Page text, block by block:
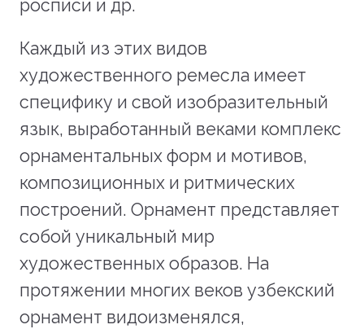
росписи и др.
Каждый из этих видов
художественного ремесла имеет
специфику и свой изобразительный
язык, выработанный веками комплекс
орнаментальных форм и мотивов,
композиционных и ритмических
построений. Орнамент представляет
собой уникальный мир
художественных образов. На
протяжении многих веков узбекский
орнамент видоизменялся,